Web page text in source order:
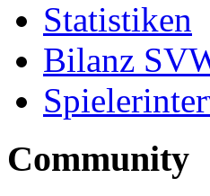
Statistiken
Bilanz
Community